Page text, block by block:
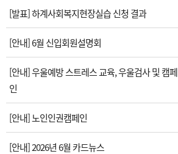
[발표] 하계사회복지현장실습 신청 결과
[안내] 6월 신입회원설명회
[안내] 우울예방 스트레스 교육, 우울검사 및 캠페
인
[안내] 노인인권캠페인
[안내] 2026년 6월 카드뉴스